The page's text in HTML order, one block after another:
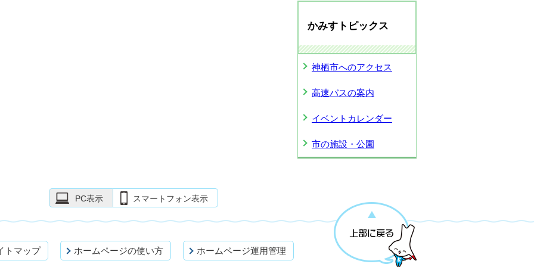
かみすトピックス
神栖市へのアクセス
高速バスの案内
イベントカレンダー
市の施設・公園
PC表示 スマートフォン表示
トマップ ホームページの使い方 ホームページ運用管理